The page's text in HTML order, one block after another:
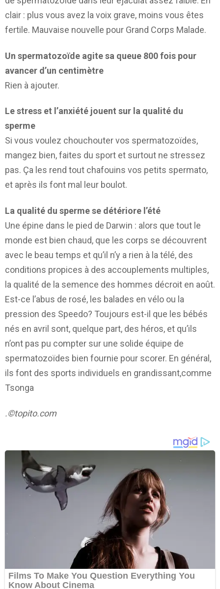
clair : plus vous avez la voix grave, moins vous êtes
fertile. Mauvaise nouvelle pour Grand Corps Malade.
Un spermatozoïde agite sa queue 800 fois pour
avancer d’un centimètre
Rien à ajouter.
Le stress et l’anxiété jouent sur la qualité du
sperme
Si vous voulez chouchouter vos spermatozoïdes,
mangez bien, faites du sport et surtout ne stressez
pas. Ça les rend tout chafouins vos petits spermato,
et après ils font mal leur boulot.
La qualité du sperme se détériore l’été
Une épine dans le pied de Darwin : alors que tout le
monde est bien chaud, que les corps se découvrent
avec le beau temps et qu’il n’y a rien à la télé, des
conditions propices à des accouplements multiples,
la qualité de la semence des hommes décroit en août.
Est-ce l’abus de rosé, les balades en vélo ou la
pression des Speedo? Toujours est-il que les bébés
nés en avril sont, quelque part, des héros, et qu’ils
n’ont pas pu compter sur une solide équipe de
spermatozoïdes bien fournie pour scorer. En général,
ils font des sports individuels en grandissant,comme
Tsonga
.©topito.com